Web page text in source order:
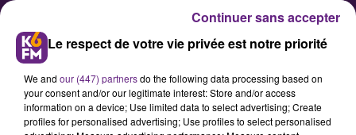
Le respect de votre vie privée est notre priorité
We and our (447) partnersdo the following data processing based on
your consent and/or our legitimate interest: Store and/or access
information on a device; Use limited data to select advertising; Create
profiles for personalised advertising; Use profiles to select personalised
Continuer sans accepter